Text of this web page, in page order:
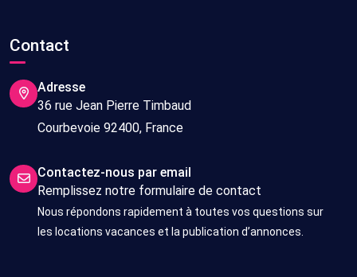
Contact
Adresse
36 rue Jean Pierre Timbaud
Courbevoie 92400, France
Contactez-nous par email
Remplissez notre formulaire de contact
Nous répondons rapidement à toutes vos questions sur
les locations vacances et la publication d’annonces.